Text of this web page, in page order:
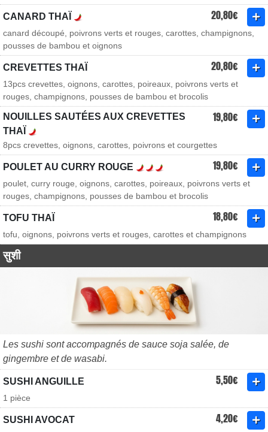
CANARD THAÏ 20,80€
canard découpé, poivrons verts et rouges, carottes, champignons,
pousses de bambou et oignons
CREVETTES THAÏ 20,80€
13pcs crevettes, oignons, carottes, poireaux, poivrons verts et
rouges, champignons, pousses de bambou et brocolis
NOUILLES SAUTÉES AUX CREVETTES
THAÏ
19,80€
8pcs crevettes, oignons, carottes, poivrons et courgettes
POULET AU CURRY ROUGE 19,80€
poulet, curry rouge, oignons, carottes, poireaux, poivrons verts et
rouges, champignons, pousses de bambou et brocolis
TOFU THAÏ 18,80€
tofu, oignons, poivrons verts et rouges, carottes et champignons
सुशी
Les sushi sont accompagnés de sauce soja salée, de
gingembre et de wasabi.
SUSHI ANGUILLE 5,50€
1 pièce
SUSHI AVOCAT 4,20€